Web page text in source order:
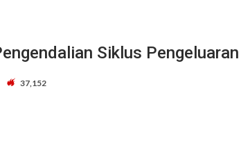
Siklus Pengeluaran
37,152